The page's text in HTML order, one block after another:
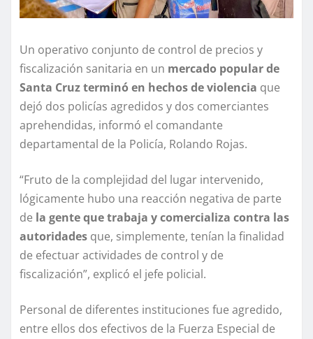
Un operativo conjunto de control de precios y
fiscalización sanitaria en un mercado popular de
Santa Cruz terminó en hechos de violencia que
dejó dos policías agredidos y dos comerciantes
aprehendidas, informó el comandante
departamental de la Policía, Rolando Rojas.
“Fruto de la complejidad del lugar intervenido,
lógicamente hubo una reacción negativa de parte
de la gente que trabaja y comercializa contra las
autoridades que, simplemente, tenían la finalidad
de efectuar actividades de control y de
fiscalización”, explicó el jefe policial.
Personal de diferentes instituciones fue agredido,
entre ellos dos efectivos de la Fuerza Especial de